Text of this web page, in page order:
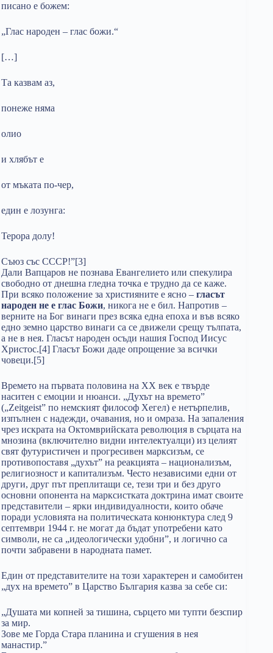
писано е божем:
„Глас народен – глас божи.“
[…]
Та казвам аз,
понеже няма
олио
и хлябът е
от мъката по-чер,
един е лозунга:
Терора долу!
Съюз със СССР!”[3]
Дали Вапцаров не познава Евангелието или спекулира
свободно от днешна гледна точка е трудно да се каже.
При всяко положение за християните е ясно – гласът
народен не е глас Божи, никога не е бил. Напротив –
верните на Бог винаги през всяка една епоха и във всяко
едно земно царство винаги са се движели срещу тълпата,
а не в нея. Гласът народен осъди нашия Господ Иисус
Христос.[4] Гласът Божи даде опрощение за всички
човеци.[5]
Времето на първата половина на ХХ век е твърде
наситен с емоции и нюанси. „Духът на времето”
(„Zeitgeist” по немският философ Хегел) е нетърпелив,
изпълнен с надежди, очавания, но и омраза. На запаления
чрез искрата на Октомврийската революция в сърцата на
мнозина (включително видни интелектуалци) из целият
свят футуристичен и прогресивен марксизъм, се
противопоставя „духът” на реакцията – национализъм,
религиозност и капитализъм. Често независими едни от
други, друг път преплитащи се, тези три и без друго
основни опонента на марксистката доктрина имат своите
представители – ярки индивидуалности, които обаче
поради условията на политическата конюнктура след 9
септември 1944 г. не могат да бъдат употребени като
символи, не са „идеологически удобни”, и логично са
почти забравени в народната памет.
Един от представителите на този характерен и самобитен
„дух на времето” в Царство България казва за себе си:
„Душата ми копней за тишина, сърцето ми тупти безспир
за мир.
Зове ме Горда Стара планина и сгушения в нея
манастир.”